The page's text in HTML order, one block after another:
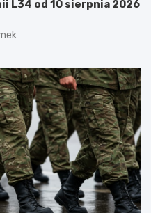
L34 od 10 sierpnia 2026